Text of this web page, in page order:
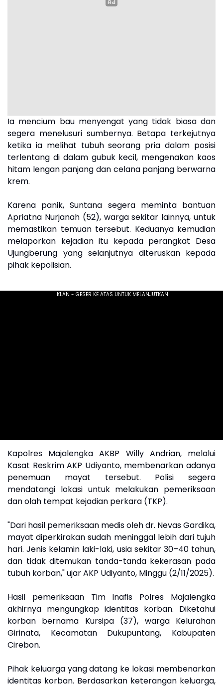
Ia mencium bau menyengat yang tidak biasa dan
segera menelusuri sumbernya. Betapa terkejutnya
ketika ia melihat tubuh seorang pria dalam posisi
terlentang di dalam gubuk kecil, mengenakan kaos
hitam lengan panjang dan celana panjang berwarna
krem.
Karena panik, Suntana segera meminta bantuan
Apriatna Nurjanah (52), warga sekitar lainnya, untuk
memastikan temuan tersebut. Keduanya kemudian
melaporkan kejadian itu kepada perangkat Desa
Ujungberung yang selanjutnya diteruskan kepada
pihak kepolisian.
Kapolres Majalengka AKBP Willy Andrian, melalui
Kasat Reskrim AKP Udiyanto, membenarkan adanya
penemuan mayat tersebut. Polisi segera
mendatangi lokasi untuk melakukan pemeriksaan
dan olah tempat kejadian perkara (TKP).
"Dari hasil pemeriksaan medis oleh dr. Nevas Gardika,
mayat diperkirakan sudah meninggal lebih dari tujuh
hari. Jenis kelamin laki-laki, usia sekitar 30–40 tahun,
dan tidak ditemukan tanda-tanda kekerasan pada
tubuh korban," ujar AKP Udiyanto, Minggu (2/11/2025).
Hasil pemeriksaan Tim Inafis Polres Majalengka
akhirnya mengungkap identitas korban. Diketahui
korban bernama Kursipa (37), warga Kelurahan
Girinata, Kecamatan Dukupuntang, Kabupaten
Cirebon.
Pihak keluarga yang datang ke lokasi membenarkan
identitas korban. Berdasarkan keterangan keluarga,